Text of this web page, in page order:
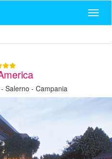
Salerno - Campania